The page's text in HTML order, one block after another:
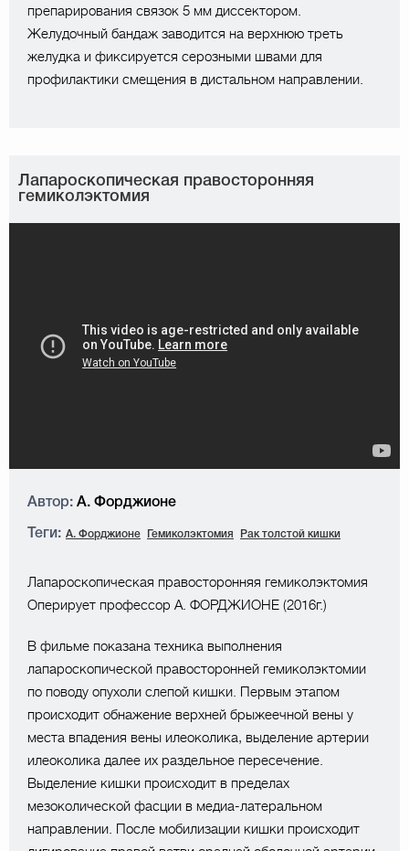
препарирования связок 5 мм диссектором.
Желудочный бандаж заводится на верхнюю треть
желудка и фиксируется серозными швами для
профилактики смещения в дистальном направлении.
Лапароскопическая правосторонняя
гемиколэктомия
Автор: А. Форджионе
Теги: А. Форджионе Гемиколэктомия Рак толстой кишки
Лапароскопическая правосторонняя гемиколэктомия
Оперирует профессор А. ФОРДЖИОНЕ (2016г.)
В фильме показана техника выполнения
лапароскопической правосторонней гемиколэктомии
по поводу опухоли слепой кишки. Первым этапом
происходит обнажение верхней брыжеечной вены у
места впадения вены илеоколика, выделение артерии
илеоколика далее их раздельное пересечение.
Выделение кишки происходит в пределах
мезоколической фасции в медиа-латеральном
направлении. После мобилизации кишки происходит